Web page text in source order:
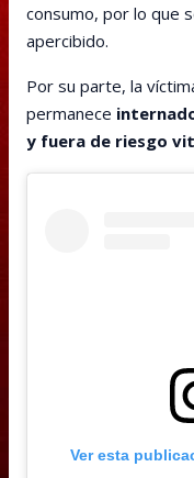
consumo, por lo que
apercibido.
Por su parte, la
permanece
y fuera de riesgo
Ver esta